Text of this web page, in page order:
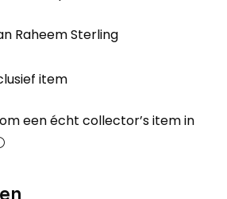
Raheem Sterling
item
een écht collector’s item in